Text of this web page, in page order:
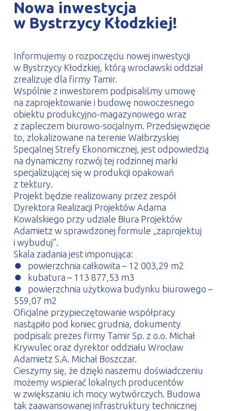
PROFILAR – profile zimnogięte
DE
Nowa inwestycja
w Bystrzycy Kłodzkiej!
Informujemy o rozpoczęciu nowej inwestycji
w Bystrzycy Kłodzkiej, którą wrocławski oddział
zrealizuje dla firmy Tamir.
Wspólnie z inwestorem podpisaliśmy umowę
na zaprojektowanie i budowę nowoczesnego
obiektu produkcyjno-magazynowego wraz
z zapleczem biurowo-socjalnym. Przedsięwzięcie
to, zlokalizowane na terenie Wałbrzyskiej
Specjalnej Strefy Ekonomicznej, jest odpowiedzią
na dynamiczny rozwój tej rodzinnej marki
specjalizującej się w produkcji opakowań
z tektury.
Projekt będzie realizowany przez zespół
Dyrektora Realizacji Projektów Adama
Kowalskiego przy udziale Biura Projektów
Adamietz w sprawdzonej formule „zaprojektuj
i wybuduj”.
Skala zadania jest imponująca:
⏺ powierzchnia całkowita – 12 003,29 m2
⏺ kubatura – 113 877,53 m3
⏺ powierzchnia użytkowa budynku biurowego –
559,07 m2
Oficjalne przypieczętowanie współpracy
nastąpiło pod koniec grudnia, dokumenty
podpisali: prezes firmy Tamir Sp. z o.o. Michał
Krywulec oraz dyrektor oddziału Wrocław
Adamietz S.A. Michał Boszczar.
Cieszymy się, że dzięki naszemu doświadczeniu
możemy wspierać lokalnych producentów
w zwiększaniu ich mocy wytwórczych. Budowa
tak zaawansowanej infrastruktury technicznej